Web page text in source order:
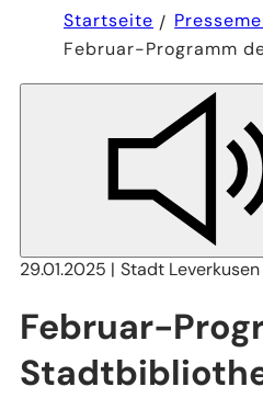
Startseite
Februar-Programm
29.01.2025 Stadt Leverkusen
Februar-